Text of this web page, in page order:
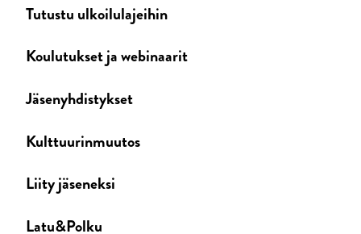
Tutustu ulkoilulajeihin
Koulutukset ja webinaarit
Jäsenyhdistykset
Kulttuurinmuutos
Liity jäseneksi
Latu&Polku